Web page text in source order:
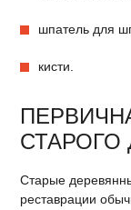
шпатель для
кисти.
Старые
реставрации